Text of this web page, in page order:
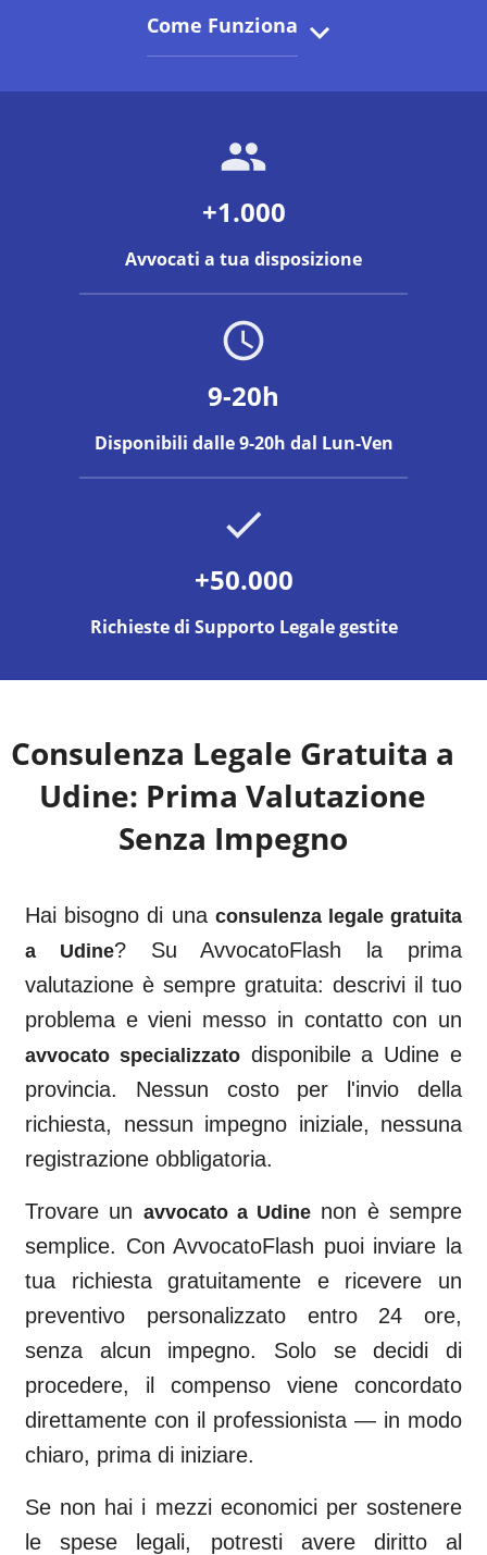
Come Funziona
+1.000
Avvocati a tua disposizione
9-20h
Disponibili dalle 9-20h dal Lun-Ven
+50.000
Richieste di Supporto Legale gestite
Consulenza Legale Gratuita a
Udine: Prima Valutazione
Senza Impegno
Hai bisogno di una consulenza legale gratuita
a Udine? Su AvvocatoFlash la prima
valutazione è sempre gratuita: descrivi il tuo
problema e vieni messo in contatto con un
avvocato specializzato disponibile a Udine e
provincia. Nessun costo per l'invio della
richiesta, nessun impegno iniziale, nessuna
registrazione obbligatoria.
Trovare un avvocato a Udine non è sempre
semplice. Con AvvocatoFlash puoi inviare la
tua richiesta gratuitamente e ricevere un
preventivo personalizzato entro 24 ore,
senza alcun impegno. Solo se decidi di
procedere, il compenso viene concordato
direttamente con il professionista — in modo
chiaro, prima di iniziare.
Se non hai i mezzi economici per sostenere
le spese legali, potresti avere diritto al